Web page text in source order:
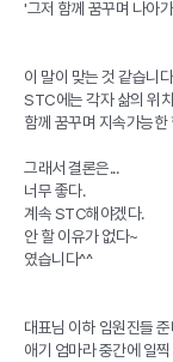
'그저 함께 꿈꾸며 나아
이 말이 맞는 것 같습니
STC에는 각자 삶의 위
함께 꿈꾸며 지속가능
그래서 결론은...
너무 좋다.
계속 STC해야겠다.
안 할 이유가 없다~
였습니다^^
대표님 이하 임원진들
애기 엄마라 중간에 일